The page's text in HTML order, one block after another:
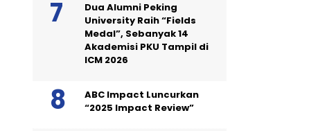
Dua Alumni Peking
University Raih “Fields
Medal”, Sebanyak 14
Akademisi PKU Tampil di
ICM 2026
ABC Impact Luncurkan
“2025 Impact Review”